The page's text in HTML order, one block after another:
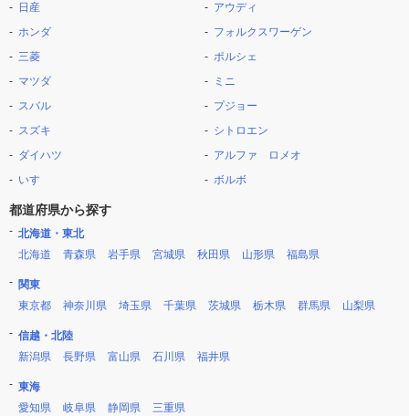
日産
ホンダ
三菱
マツダ
スバル
スズキ
ダイハツ
いすゞ
アウディ
フォルクスワーゲン
ポルシェ
ミニ
プジョー
シトロエン
アルファ ロメオ
ボルボ
都道府県から探す
北海道・東北
北海道
青森県 岩手県 宮城県 秋田県 山形県 福島県
関東
東京都
神奈川県 埼玉県 千葉県 茨城県 栃木県 群馬県 山梨県
信越・北陸
新潟県
長野県 富山県 石川県 福井県
東海
愛知県
岐阜県 静岡県 三重県